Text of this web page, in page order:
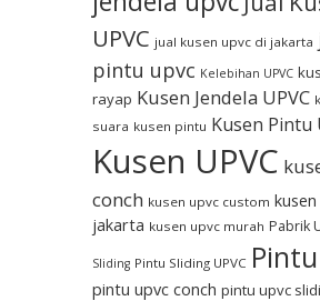
UPVC jual kusen upvc di jakarta
pintu upvc Kelebihan UPVC
rayap Kusen Jendela UPVC
suara kusen pintu Kusen Pintu
Kusen UPVC
conch kusen upvc custom
jakarta kusen upvc murah Pabrik
Sliding Pintu Sliding UPVC Pintu
pintu upvc conch pintu upvc